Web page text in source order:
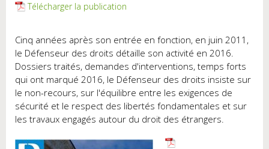
Télécharger la publication
Cinq années après son entrée en fonction, en juin 2011,
le Défenseur des droits détaille son activité en 2016.
Dossiers traités, demandes d'interventions, temps forts
qui ont marqué 2016, le Défenseur des droits insiste sur
le non-recours, sur l'équilibre entre les exigences de
sécurité et le respect des libertés fondamentales et sur
les travaux engagés autour du droit des étrangers.